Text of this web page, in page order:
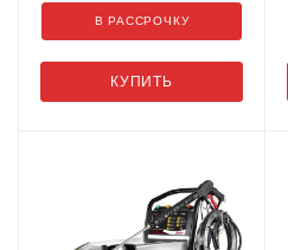
КУПИТЬ
В РАССРОЧКУ